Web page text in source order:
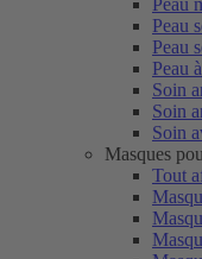
Peau
Peau
Peau
Peau
Soin
Soin
Soin
Masques
Tout